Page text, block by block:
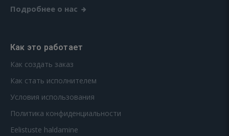
Подробнее о нас
Как это работает
Как создать заказ
Как стать исполнителем
Условия использования
Политика конфиденциальности
Eelistuste haldamine